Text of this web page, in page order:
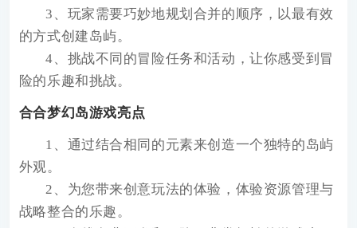
3、玩家需要巧妙地规划合并的顺序，以最有效
的方式创建岛屿。
4、挑战不同的冒险任务和活动，让你感受到冒
险的乐趣和挑战。
合合梦幻岛游戏亮点
1、通过结合相同的元素来创造一个独特的岛屿
外观。
2、为您带来创意玩法的体验，体验资源管理与
战略整合的乐趣。